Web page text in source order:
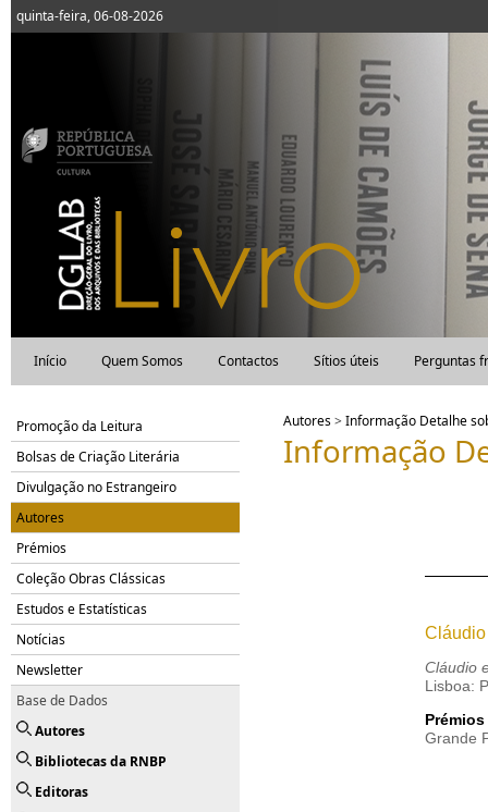
quinta-feira, 06-08-2026
Início Quem Somos Contactos Sítios úteis Perguntas
Promoção da Leitura
Bolsas de Criação Literária
Divulgação no Estrangeiro
Autores
Prémios
Coleção Obras Clássicas
Estudos e Estatísticas
Notícias
Newsletter
Base de Dados
Autores
Bibliotecas da RNBP
Editoras
Autores>Informação Detalhe
Informação
Cláudio
Lisboa:
Prémios
Grande